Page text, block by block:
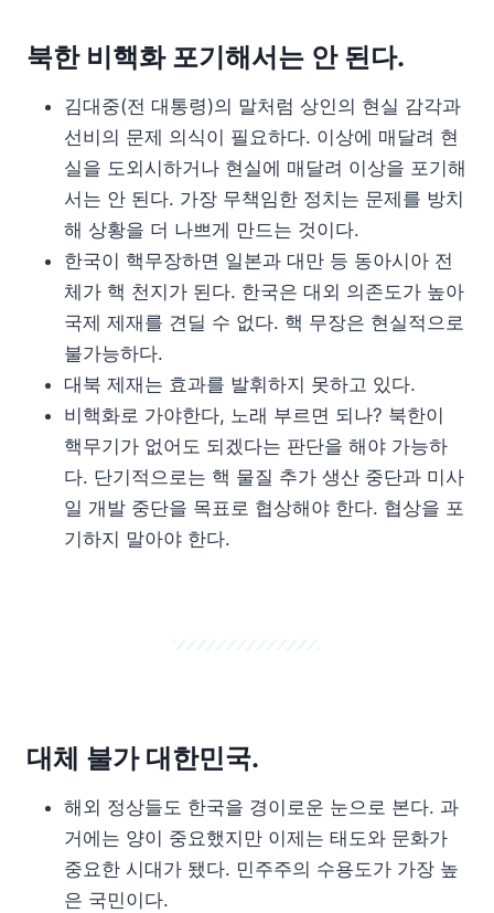
북한 비핵화 포기해서는 안 된다.
김대중(전 대통령)의 말처럼 상인의 현실 감각과
선비의 문제 의식이 필요하다. 이상에 매달려 현
실을 도외시하거나 현실에 매달려 이상을 포기해
서는 안 된다. 가장 무책임한 정치는 문제를 방치
해 상황을 더 나쁘게 만드는 것이다.
한국이 핵무장하면 일본과 대만 등 동아시아 전
체가 핵 천지가 된다. 한국은 대외 의존도가 높아
국제 제재를 견딜 수 없다. 핵 무장은 현실적으로
불가능하다.
대북 제재는 효과를 발휘하지 못하고 있다.
비핵화로 가야한다, 노래 부르면 되나? 북한이
핵무기가 없어도 되겠다는 판단을 해야 가능하
다. 단기적으로는 핵 물질 추가 생산 중단과 미사
일 개발 중단을 목표로 협상해야 한다. 협상을 포
기하지 말아야 한다.
대체 불가 대한민국.
해외 정상들도 한국을 경이로운 눈으로 본다. 과
거에는 양이 중요했지만 이제는 태도와 문화가
중요한 시대가 됐다. 민주주의 수용도가 가장 높
은 국민이다.